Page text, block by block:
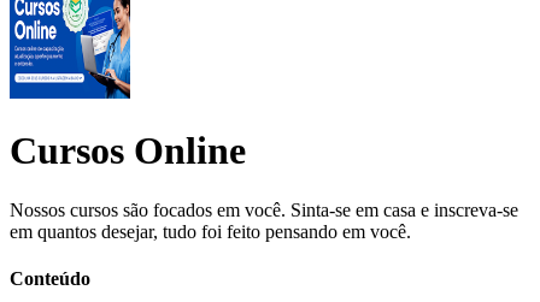
Cursos Online
Nossos cursos são focados em você. Sinta-se em casa e inscreva-se
em quantos desejar, tudo foi feito pensando em você.
Conteúdo